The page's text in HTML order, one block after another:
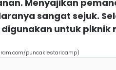
Menyajikan
sangat sejuk.
untuk piknik
puncaklestaricamp)